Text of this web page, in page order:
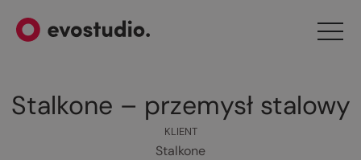
Stalkone – przemysł stalowy
KLIENT
Stalkone